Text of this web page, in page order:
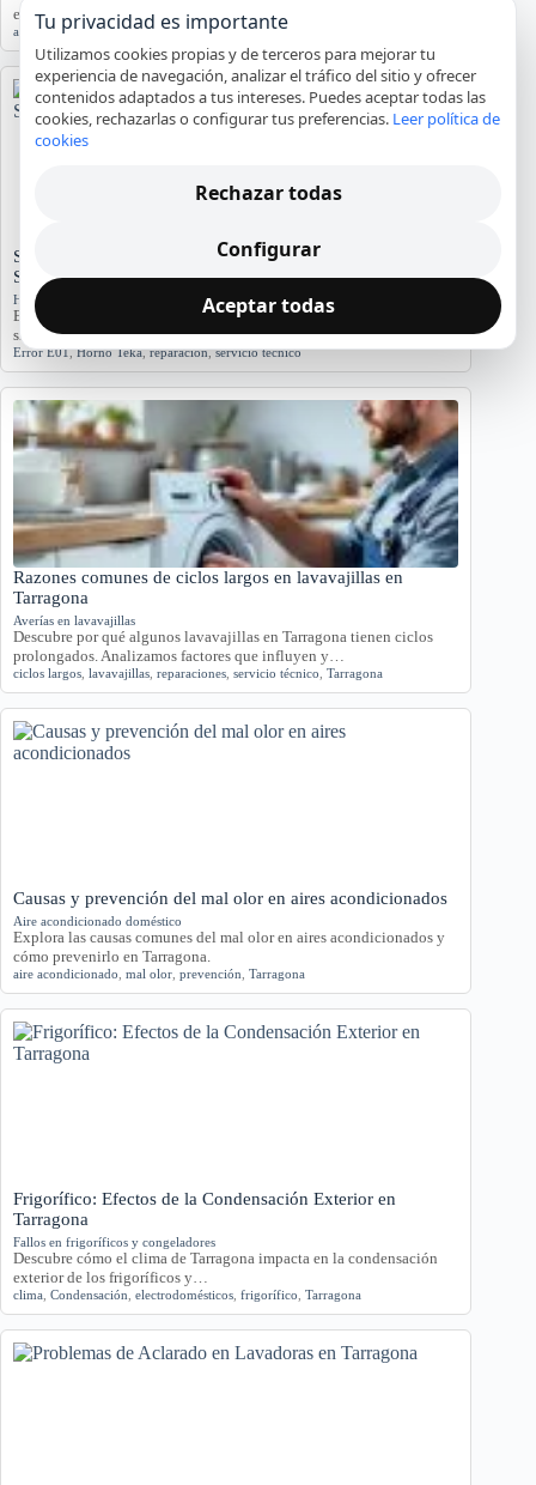
este análisis detallado.…
agua,averías ,lavadora,reparación,Tarragona
Significado del Error E01 en Hornos Teka: Causas y
Soluciones
Hornos y placas de cocina
El error E01 en hornos Teka indica problemas. Conozca sus causas y
síntomas para diagnosticar…
Error E01,Horno Teka,reparación,servicio técnico
Razones comunes de ciclos largos en lavavajillas en
Tarragona
Averías en lavavajillas
Descubre por qué algunos lavavajillas en Tarragona tienen ciclos
prolongados. Analizamos factores que influyen y…
ciclos largos lavavajillas reparaciones servicio técnico Tarragona
Causas y prevención del mal olor en aires acondicionados
Aire acondicionado doméstico
Explora las causas comunes del mal olor en aires acondicionados y
cómo prevenirlo en Tarragona.
aire acondicionado mal olor prevención Tarragona
Frigorífico: Efectos de la Condensación Exterior en
Tarragona
Fallos en frigoríficos y congeladores
Descubre cómo el clima de Tarragona impacta en la condensación
exterior de los frigoríficos y…
clima Condensación electrodomésticos frigorífico Tarragona
Tu privacidad es importante
Utilizamos cookies propias y de terceros para mejorar tu
experiencia de navegación, analizar el tráfico del sitio y ofrecer
contenidos adaptados a tus intereses. Puedes aceptar todas las
cookies, rechazarlas o configurar tus preferencias. Leer política de
cookies
Rechazar todas
Configurar
Aceptar todas